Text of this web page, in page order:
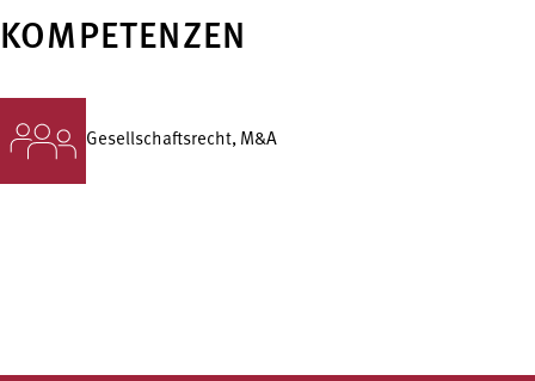
KOMPETENZEN
Gesellschafts­recht, M&A